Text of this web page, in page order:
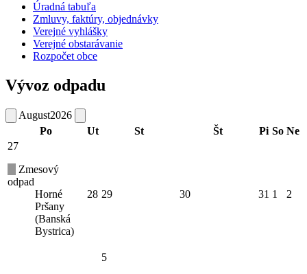
Úradná tabuľa
Zmluvy, faktúry, objednávky
Verejné vyhlášky
Verejné obstarávanie
Rozpočet obce
Vývoz odpadu
August2026
Po
Ut St Št Pi So Ne
27
Zmesový
odpad
Horné
Pršany
(Banská
Bystrica)
28 29 30 31 1 2
5